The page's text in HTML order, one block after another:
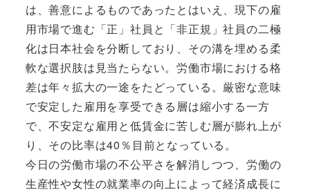
は、善意によるものであったとはいえ、現下の雇
用市場で進む「正」社員と「非正規」社員の二極
化は日本社会を分断しており、その溝を埋める柔
軟な選択肢は見当たらない。労働市場における格
差は年々拡大の一途をたどっている。厳密な意味
で安定した雇用を享受できる層は縮小する一方
で、不安定な雇用と低賃金に苦しむ層が膨れ上が
り、その比率は40％目前となっている。
今日の労働市場の不公平さを解消しつつ、労働の
生産性や女性の就業率の向上によって経済成長に